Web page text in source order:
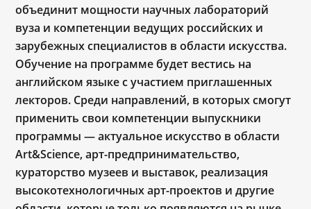
объединит мощности научных лабораторий
вуза и компетенции ведущих российских и
зарубежных специалистов в области искусства.
Обучение на программе будет вестись на
английском языке с участием приглашенных
лекторов. Среди направлений, в которых смогут
применить свои компетенции выпускники
программы — актуальное искусство в области
Art&Science, арт-предпринимательство,
кураторство музеев и выставок, реализация
высокотехнологичных арт-проектов и другие